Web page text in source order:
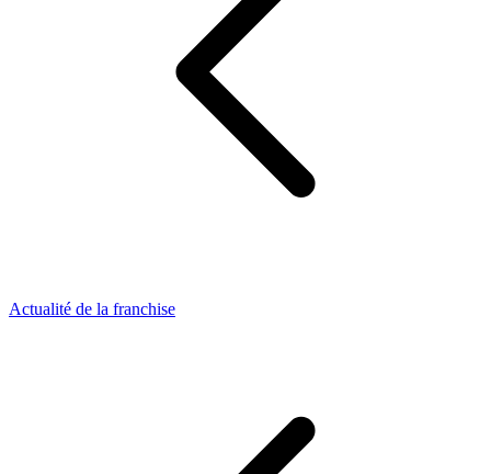
Actualité de la franchise